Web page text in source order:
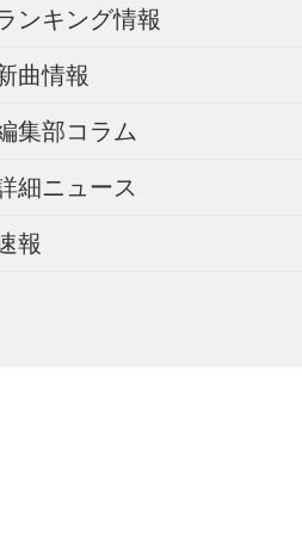
ンキング情報
曲情報
集部コラム
細ニュース
報